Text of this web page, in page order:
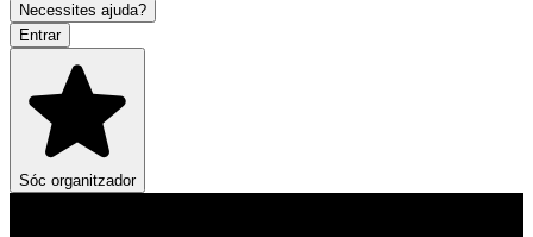
Necessites ajuda?
Entrar
Sóc organitzador